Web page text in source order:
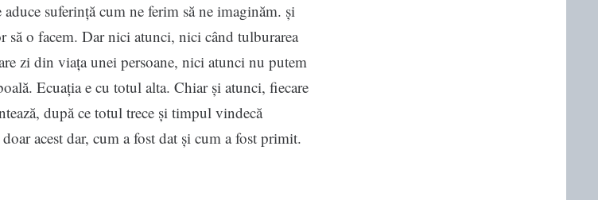
suferință cum ne ferim să ne imaginăm. și
să o facem. Dar nici atunci, nici când tulburarea
zi din viața unei persoane, nici atunci nu putem
Ecuația e cu totul alta. Chiar și atunci, fiecare
după ce totul trece și timpul vindecă
acest dar, cum a fost dat și cum a fost primit.